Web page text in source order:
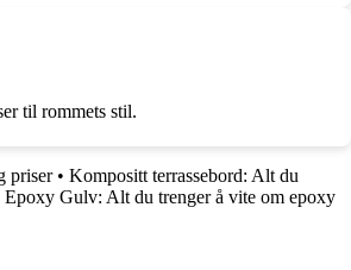
til rommets stil.
priser• Kompositt terrassebord: Alt du
Epoxy Gulv: Alt du trenger å vite om epoxy